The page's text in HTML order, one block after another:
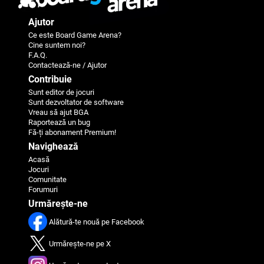
Ajutor
Ce este Board Game Arena?
Cine suntem noi?
F.A.Q.
Contactează-ne / Ajutor
Contribuie
Sunt editor de jocuri
Sunt dezvoltator de software
Vreau să ajut BGA
Raportează un bug
Fă-ți abonament Premium!
Navighează
Acasă
Jocuri
Comunitate
Forumuri
Urmărește-ne
Alătură-te nouă pe Facebook
Urmărește-ne pe X